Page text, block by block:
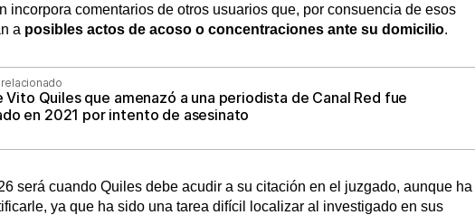
incorpora comentarios de otros usuarios que, por consuencia de esos
a posibles actos de acoso o concentraciones ante su domicilio.
Vito Quiles que amenazó a una periodista de Canal Red fue
en 2021 por intento de asesinato
será cuando Quiles debe acudir a su citación en el juzgado, aunque ha
ya que ha sido una tarea difícil localizar al investigado en sus